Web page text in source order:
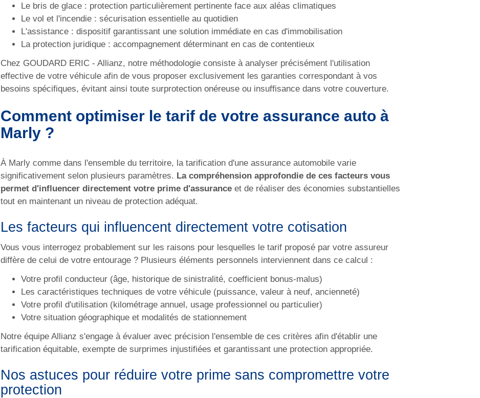
Le bris de glace : protection particulièrement pertinente face aux aléas climatiques
Le vol et l'incendie : sécurisation essentielle au quotidien
L'assistance : dispositif garantissant une solution immédiate en cas d'immobilisation
La protection juridique : accompagnement déterminant en cas de contentieux
Chez GOUDARD ERIC - Allianz, notre méthodologie consiste à analyser précisément l'utilisation
effective de votre véhicule afin de vous proposer exclusivement les garanties correspondant à vos
besoins spécifiques, évitant ainsi toute surprotection onéreuse ou insuffisance dans votre couverture.
Comment optimiser le tarif de votre assurance auto à
Marly ?
À Marly comme dans l'ensemble du territoire, la tarification d'une assurance automobile varie
significativement selon plusieurs paramètres. La compréhension approfondie de ces facteurs vous
permet d'influencer directement votre prime d'assuranceet de réaliser des économies substantielles
tout en maintenant un niveau de protection adéquat.
Les facteurs qui influencent directement votre cotisation
Vous vous interrogez probablement sur les raisons pour lesquelles le tarif proposé par votre assureur
diffère de celui de votre entourage ? Plusieurs éléments personnels interviennent dans ce calcul :
Votre profil conducteur (âge, historique de sinistralité, coefficient bonus-malus)
Les caractéristiques techniques de votre véhicule (puissance, valeur à neuf, ancienneté)
Votre profil d'utilisation (kilométrage annuel, usage professionnel ou particulier)
Votre situation géographique et modalités de stationnement
Notre équipe Allianz s'engage à évaluer avec précision l'ensemble de ces critères afin d'établir une
tarification équitable, exempte de surprimes injustifiées et garantissant une protection appropriée.
Nos astuces pour réduire votre prime sans compromettre votre
protection